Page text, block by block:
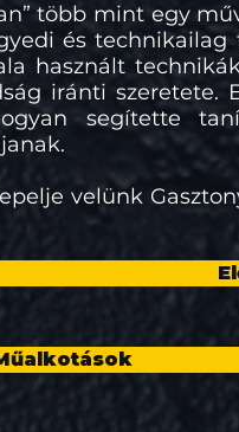
több mint egy
és
használt
iránti
segítette
velünk